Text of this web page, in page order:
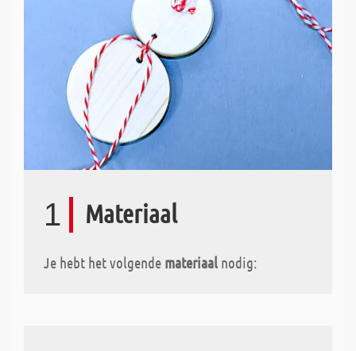
1 Materiaal
Je hebt het volgende materiaal nodig: